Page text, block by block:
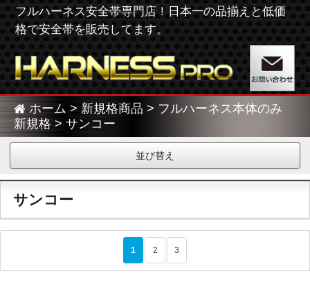
フルハーネス安全帯専門店！日本一の品揃えと低価
格で安全帯を販売してます。
ホーム > 新規格商品 > フルハーネス本体のみ
新規格 > サンコー
並び替え
サンコー
1 2 3